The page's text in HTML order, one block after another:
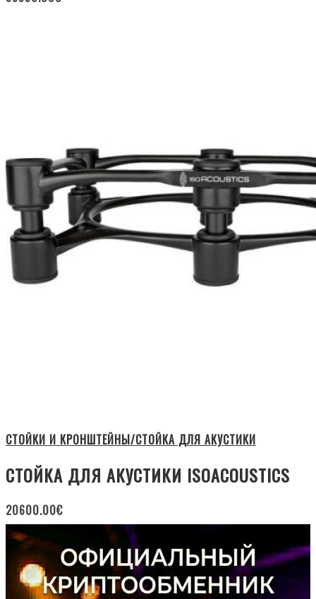
СТОЙКИ И КРОНШТЕЙНЫ/СТОЙКА ДЛЯ АКУСТИКИ
СТОЙКА ДЛЯ АКУСТИКИ ISOACOUSTICS
20600.00€